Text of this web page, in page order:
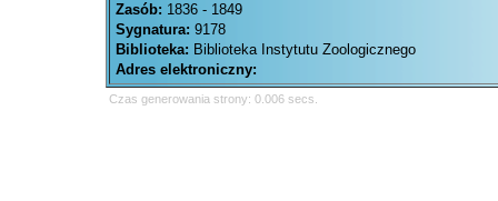
Zasób: 1836 - 1849
Sygnatura: 9178
Biblioteka: Biblioteka Instytutu Zoologicznego
Adres elektroniczny:
Czas generowania strony: 0.006 secs.